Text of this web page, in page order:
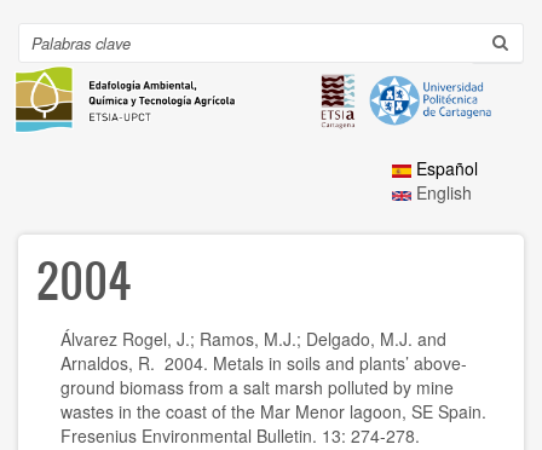
contenido
principal
Search
Español
English
2004
Álvarez Rogel, J.; Ramos, M.J.; Delgado, M.J. and
Arnaldos, R. 2004. Metals in soils and plants’ above-
ground biomass from a salt marsh polluted by mine
wastes in the coast of the Mar Menor lagoon, SE Spain.
Fresenius Environmental Bulletin. 13: 274-278.